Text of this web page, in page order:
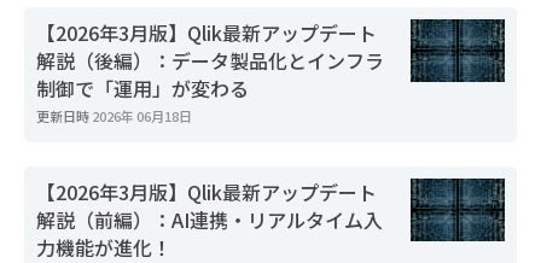
【2026年3月版】Qlik最新アップデート
解説（後編）：データ製品化とインフラ
制御で「運用」が変わる
更新日時2026年 06月18日
【2026年3月版】Qlik最新アップデート
解説（前編）：AI連携・リアルタイム入
力機能が進化！